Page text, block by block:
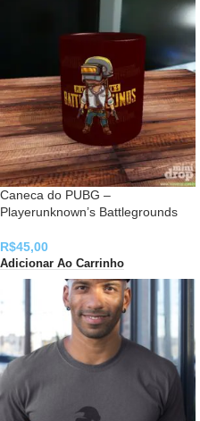
Caneca do PUBG –
Playerunknown’s Battlegrounds
R$45,00
Adicionar Ao Carrinho